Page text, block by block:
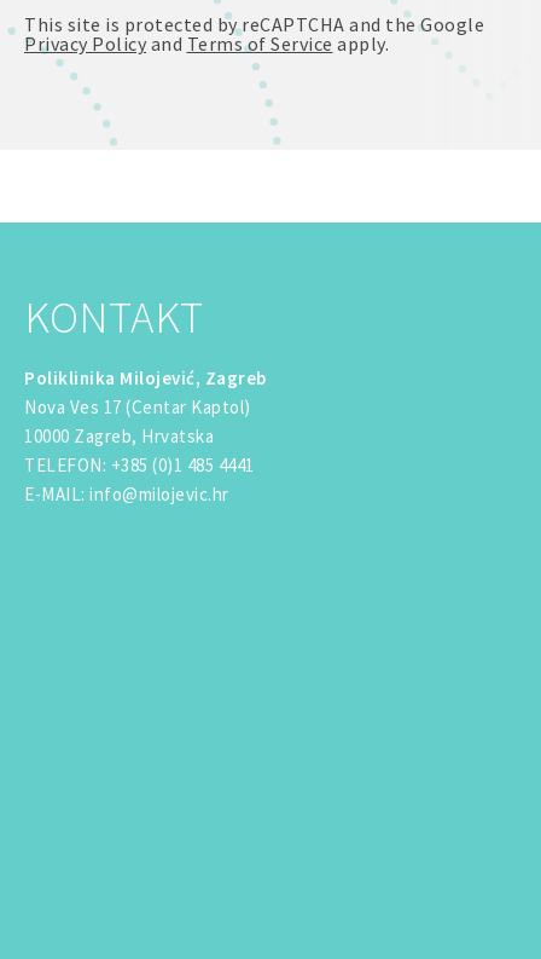
This site is protected by reCAPTCHA and the Google
Privacy Policy and Terms of Service apply.
KONTAKT
Poliklinika Milojević, Zagreb
Nova Ves 17 (Centar Kaptol)
10000 Zagreb, Hrvatska
TELEFON: +385 (0)1 485 4441
E-MAIL: info@milojevic.hr